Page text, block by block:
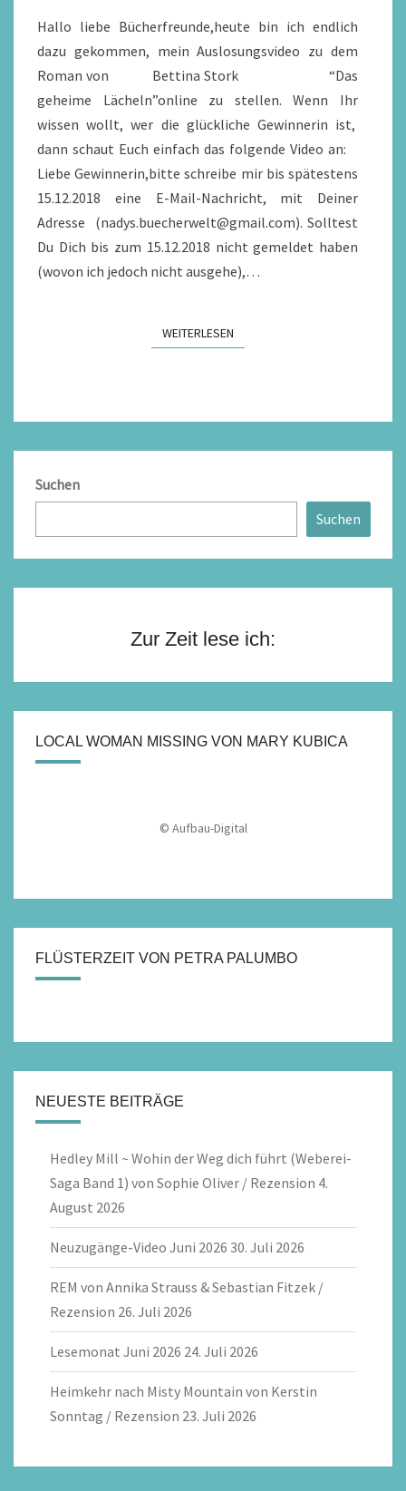
Hallo liebe Bücherfreunde,heute bin ich endlich
dazu gekommen, mein Auslosungsvideo zu dem
Roman von Bettina Stork “Das
geheime Lächeln”online zu stellen. Wenn Ihr
wissen wollt, wer die glückliche Gewinnerin ist,
dann schaut Euch einfach das folgende Video an:
Liebe Gewinnerin,bitte schreibe mir bis spätestens
15.12.2018 eine E-Mail-Nachricht, mit Deiner
Adresse (nadys.buecherwelt@gmail.com). Solltest
Du Dich bis zum 15.12.2018 nicht gemeldet haben
(wovon ich jedoch nicht ausgehe),…
WEITERLESENWEITERLESEN
Suchen
Suchen
Zur Zeit lese ich:
LOCAL WOMAN MISSING VON MARY KUBICA
© Aufbau-Digital
FLÜSTERZEIT VON PETRA PALUMBO
NEUESTE BEITRÄGE
Hedley Mill ~ Wohin der Weg dich führt (Weberei-
Saga Band 1) von Sophie Oliver / Rezension 4.
August 2026
Neuzugänge-Video Juni 2026 30. Juli 2026
REM von Annika Strauss & Sebastian Fitzek /
Rezension 26. Juli 2026
Lesemonat Juni 2026 24. Juli 2026
Heimkehr nach Misty Mountain von Kerstin
Sonntag / Rezension 23. Juli 2026